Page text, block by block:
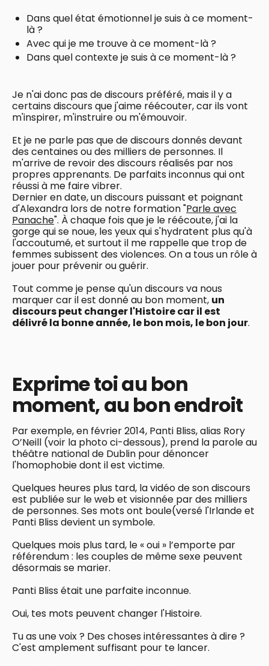
Dans quel état émotionnel je suis à ce moment-
là ?
Avec qui je me trouve à ce moment-là ?
Dans quel contexte je suis à ce moment-là ?
Je n'ai donc pas de discours préféré, mais il y a
certains discours que j'aime réécouter, car ils vont
m'inspirer, m'instruire ou m'émouvoir.
Et je ne parle pas que de discours donnés devant
des centaines ou des milliers de personnes. Il
m'arrive de revoir des discours réalisés par nos
propres apprenants. De parfaits inconnus qui ont
réussi à me faire vibrer.
Dernier en date, un discours puissant et poignant
d'Alexandra lors de notre formation "Parle avec
Panache". À chaque fois que je le réécoute, j'ai la
gorge qui se noue, les yeux qui s'hydratent plus qu'à
l'accoutumé, et surtout il me rappelle que trop de
femmes subissent des violences. On a tous un rôle à
jouer pour prévenir ou guérir.
Tout comme je pense qu'un discours va nous
marquer car il est donné au bon moment, un
discours peut changer l'Histoire car il est
délivré la bonne année, le bon mois, le bon jour.
Exprime toi au bon
moment, au bon endroit
Par exemple, en février 2014, Panti Bliss, alias Rory
O’Neill (voir la photo ci-dessous), prend la parole au
théâtre national de Dublin pour dénoncer
l'homophobie dont il est victime.
Quelques heures plus tard, la vidéo de son discours
est publiée sur le web et visionnée par des milliers
de personnes. Ses mots ont boule(versé l'Irlande et
Panti Bliss devient un symbole.
Quelques mois plus tard, le « oui » l’emporte par
référendum : les couples de même sexe peuvent
désormais se marier.
Panti Bliss était une parfaite inconnue.
Oui, tes mots peuvent changer l'Histoire.
Tu as une voix ? Des choses intéressantes à dire ?
C'est amplement suffisant pour te lancer.